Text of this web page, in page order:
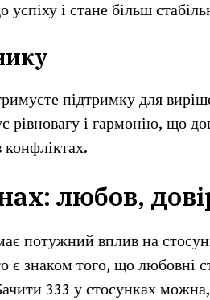
успіху і стане більш
підтримку для
рівновагу і гармонію, що
конфліктах.
любов,
потужний вплив на
є знаком того, що любовні
333 у стосунках